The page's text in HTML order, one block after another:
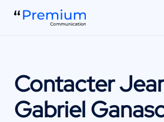
Contacter
Gabriel